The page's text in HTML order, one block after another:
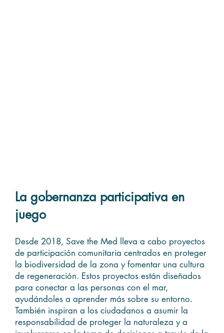
La gobernanza participativa en
juego
Desde 2018, Save the Med lleva a cabo proyectos
de participación comunitaria centrados en proteger
la biodiversidad de la zona y fomentar una cultura
de regeneración. Estos proyectos están diseñados
para conectar a las personas con el mar,
ayudándoles a aprender más sobre su entorno.
También inspiran a los ciudadanos a asumir la
responsabilidad de proteger la naturaleza y a